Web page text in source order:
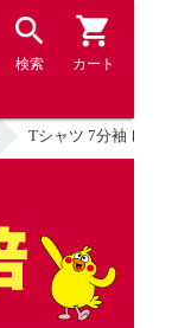
検索 カート
Tシャツ 7分袖 レデ